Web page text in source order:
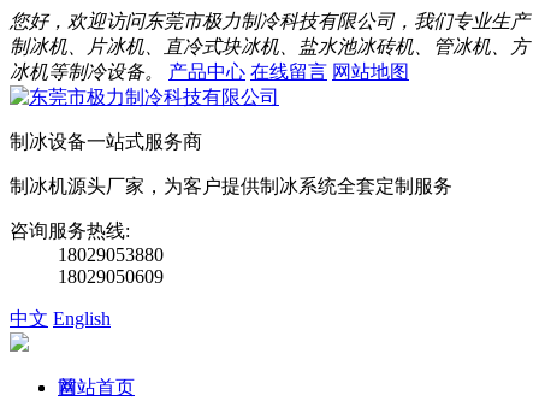
您好，欢迎访问东莞市极力制冷科技有限公司，我们专业生产
制冰机、片冰机、直冷式块冰机、盐水池冰砖机、管冰机、方
冰机等制冷设备。
产品中心 在线留言 网站地图
制冰设备一站式服务商
制冰机源头厂家，为客户提供制冰系统全套定制服务
咨询服务热线:
18029053880
18029050609
中文 English
首
网站首页